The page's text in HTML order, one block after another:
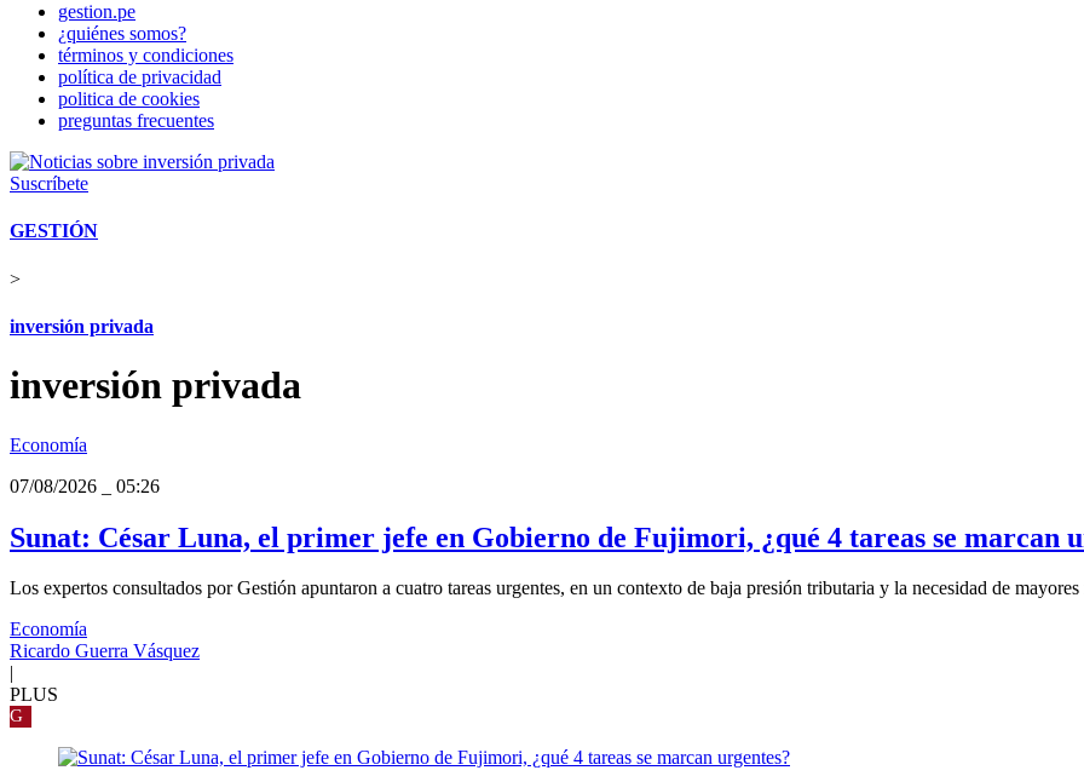
gestion.pe
¿quiénes somos?
términos y condiciones
política de privacidad
politica de cookies
preguntas frecuentes
Suscríbete
GESTIÓN
>
inversión privada
inversión privada
Economía
07/08/2026
05:26
Sunat: César Luna, el primer jefe en Gobierno de Fujimori, ¿qué 4 tareas se marcan
Los expertos consultados por Gestión apuntaron a cuatro tareas urgentes, en un contexto de baja presión tributaria y la necesidad de
Economía
Ricardo Guerra Vásquez
PLUS
G